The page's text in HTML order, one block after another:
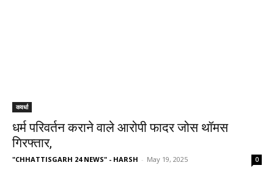
कवर्धा
धर्म परिवर्तन कराने वाले आरोपी फादर जोस थॉमस
गिरफ्तार,
"CHHATTISGARH 24 NEWS" - HARSH - May 19, 2025 0